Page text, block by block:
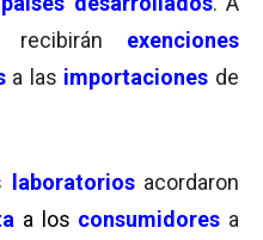
exenciones
a las importaciones de
laboratoriosacordaron
a los consumidores a